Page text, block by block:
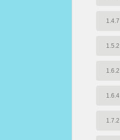
1.4.7
1.5.2
1.6.2
1.6.4
1.7.2